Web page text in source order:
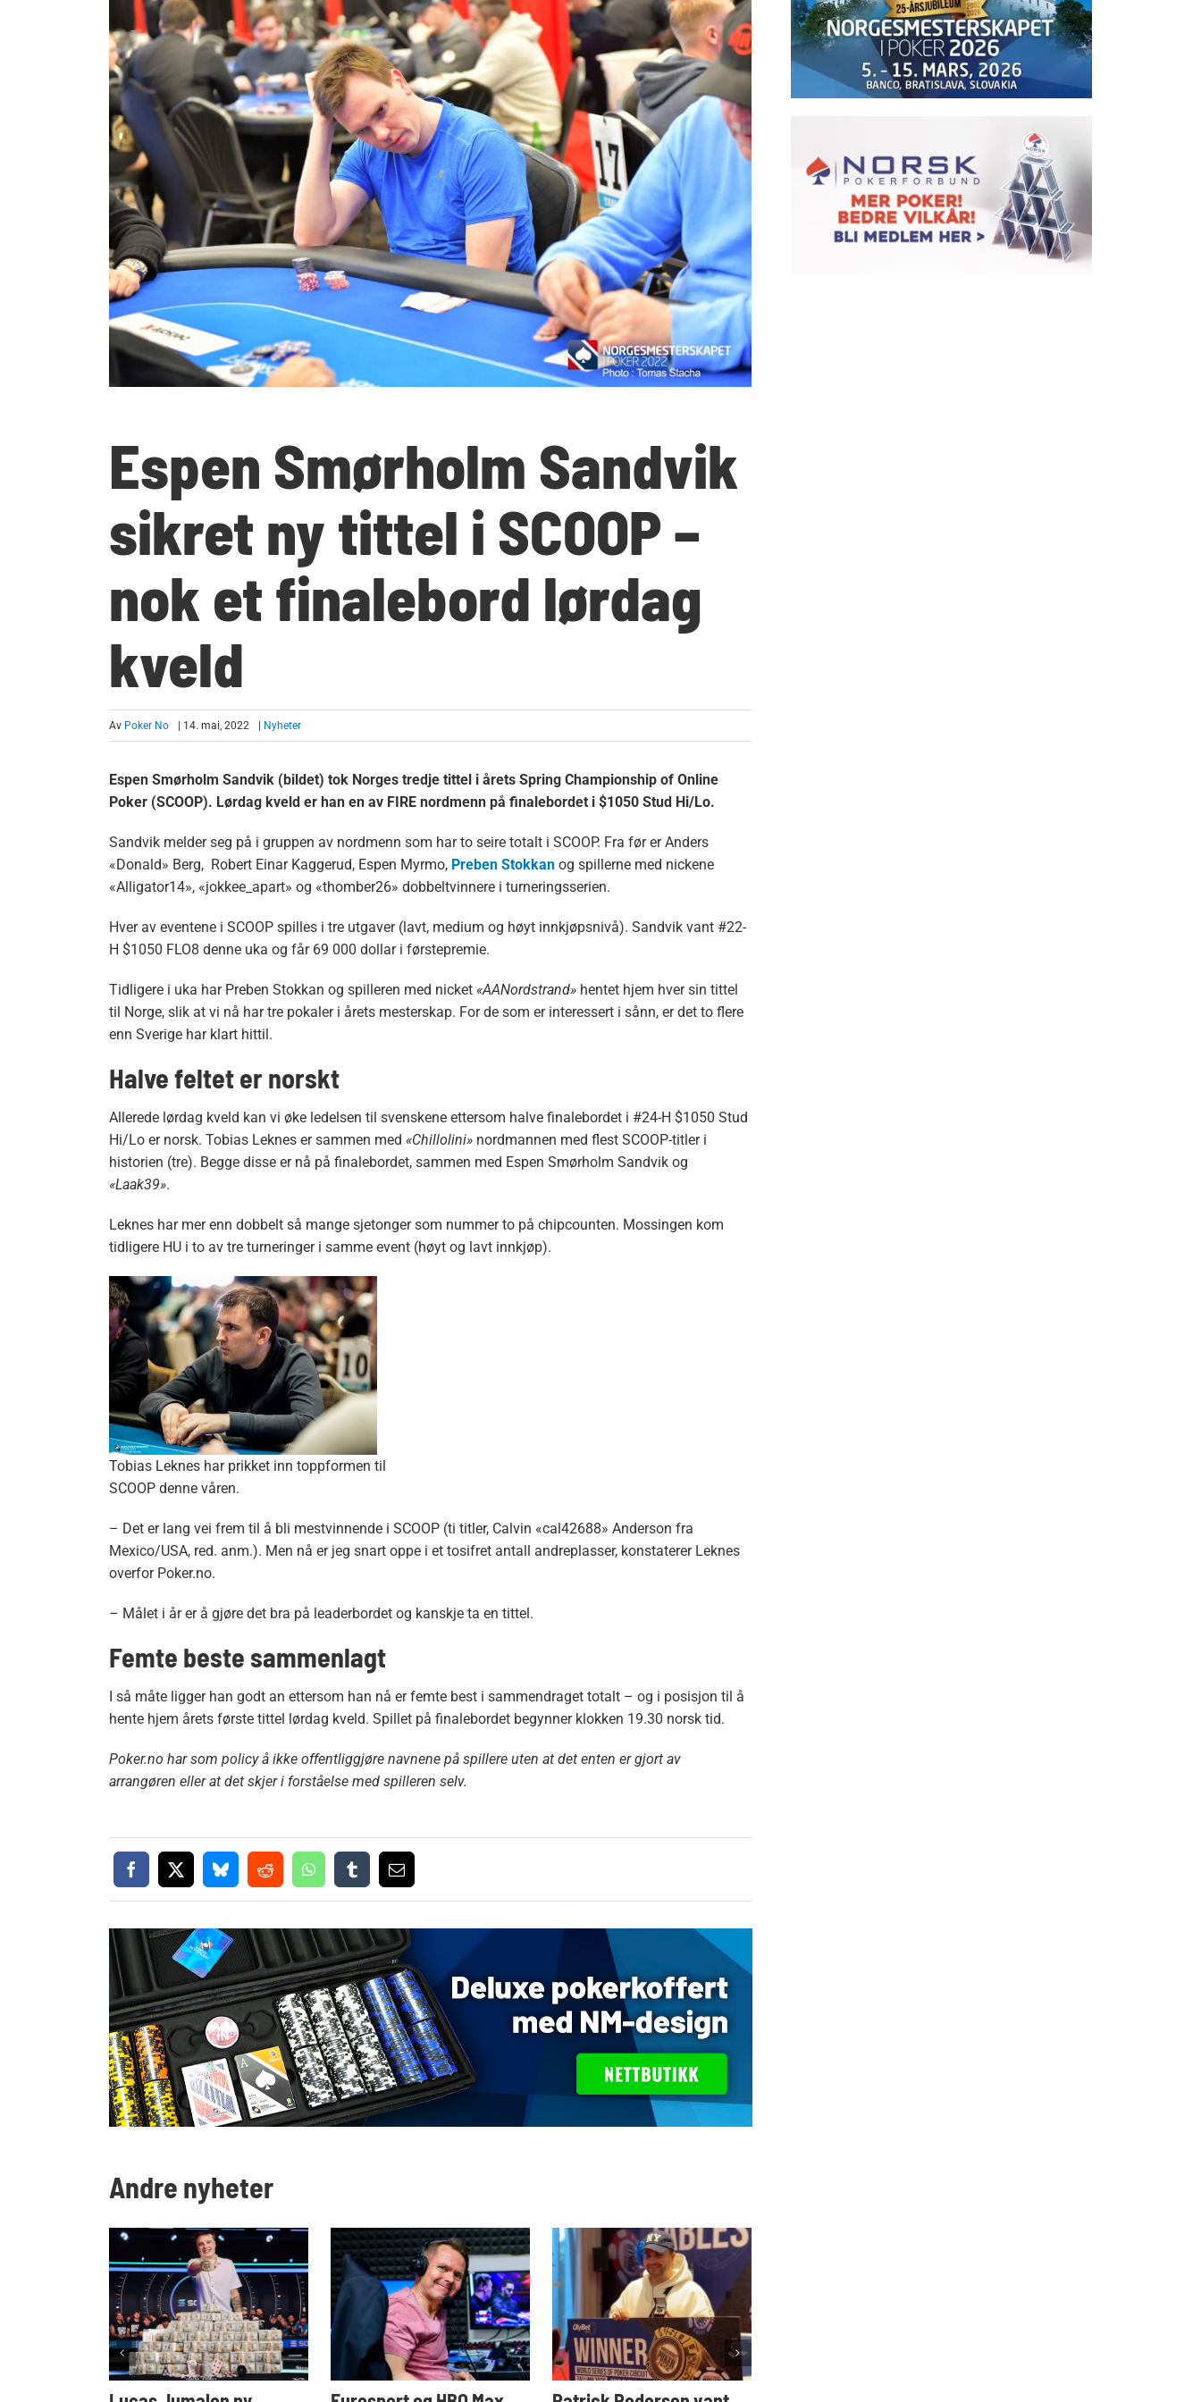
Espen Smørholm Sandvik
sikret ny tittel i SCOOP –
nok et finalebord lørdag
kveld
Av Poker No | 14. mai, 2022 Nyheter
Espen Smørholm Sandvik (bildet) tok Norges tredje tittel i årets Spring Championship of Online
Poker (SCOOP). Lørdag kveld er han en av FIRE nordmenn på finalebordet i $1050 Stud Hi/Lo.
Sandvik melder seg på i gruppen av nordmenn som har to seire totalt i SCOOP. Fra før er Anders
«Donald» Berg, Robert Einar Kaggerud, Espen Myrmo, Preben Stokkanog spillerne med nickene
«Alligator14», «jokkee_apart» og «thomber26» dobbeltvinnere i turneringsserien.
Hver av eventene i SCOOP spilles i tre utgaver (lavt, medium og høyt innkjøpsnivå). Sandvik vant #22-
H $1050 FLO8 denne uka og får 69 000 dollar i førstepremie.
Tidligere i uka har Preben Stokkan og spilleren med nicket «AANordstrand»hentet hjem hver sin tittel
til Norge, slik at vi nå har tre pokaler i årets mesterskap. For de som er interessert i sånn, er det to flere
enn Sverige har klart hittil.
Halve feltet er norskt
Allerede lørdag kveld kan vi øke ledelsen til svenskene ettersom halve finalebordet i #24-H $1050 Stud
Hi/Lo er norsk. Tobias Leknes er sammen med «Chillolini»nordmannen med flest SCOOP-titler i
historien (tre). Begge disse er nå på finalebordet, sammen med Espen Smørholm Sandvik og
«Laak39».
Leknes har mer enn dobbelt så mange sjetonger som nummer to på chipcounten. Mossingen kom
tidligere HU i to av tre turneringer i samme event (høyt og lavt innkjøp).
Tobias Leknes har prikket inn toppformen til
SCOOP denne våren.
– Det er lang vei frem til å bli mestvinnende i SCOOP (ti titler, Calvin «cal42688» Anderson fra
Mexico/USA, red. anm.). Men nå er jeg snart oppe i et tosifret antall andreplasser, konstaterer Leknes
overfor Poker.no.
– Målet i år er å gjøre det bra på leaderbordet og kanskje ta en tittel.
Femte beste sammenlagt
I så måte ligger han godt an ettersom han nå er femte best i sammendraget totalt – og i posisjon til å
hente hjem årets første tittel lørdag kveld. Spillet på finalebordet begynner klokken 19.30 norsk tid.
Poker.no har som policy å ikke offentliggjøre navnene på spillere uten at det enten er gjort av
arrangøren eller at det skjer i forståelse med spilleren selv.
Andre nyheter